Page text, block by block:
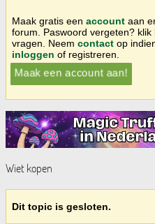
Maak gratis een account aan
forum. Paswoord vergeten? klik
vragen. Neem contact op
inloggen of registreren.
Maak een account aan!
Wiet kopen
Dit topic is gesloten.